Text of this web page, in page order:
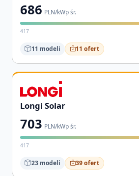
686 PLN/kWp śr.
417
11 modeli 11 ofert
Longi Solar
703 PLN/kWp śr.
417
23 modeli 39 ofert